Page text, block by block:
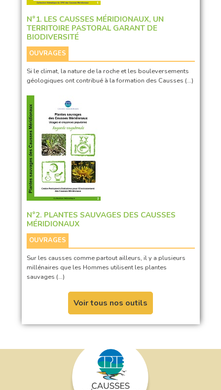
N°1. LES CAUSSES MÉRIDIONAUX, UN
TERRITOIRE PASTORAL GARANT DE
BIODIVERSITÉ
OUVRAGES
Si le climat, la nature de la roche et les bouleversements
géologiques ont contribué à la formation des Causses (…)
N°2. PLANTES SAUVAGES DES CAUSSES
MÉRIDIONAUX
OUVRAGES
Sur les causses comme partout ailleurs, il y a plusieurs
millénaires que les Hommes utilisent les plantes
sauvages (…)
Voir tous nos outils